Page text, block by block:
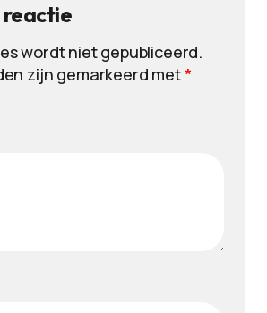
wordt niet gepubliceerd.
zijn gemarkeerd met*